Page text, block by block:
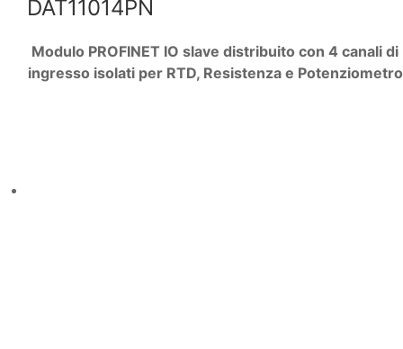
DAT11014PN
Modulo PROFINET IO slave distribuito con 4 canali di
ingresso isolati per RTD, Resistenza e Potenziometro